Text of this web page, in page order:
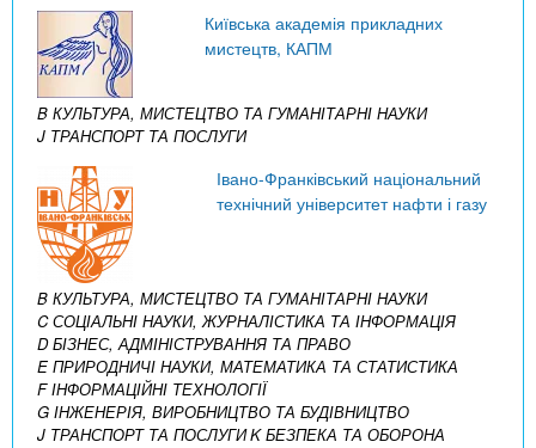
Київська академія прикладних
мистецтв, КАПМ
B КУЛЬТУРА, МИСТЕЦТВО ТА ГУМАНІТАРНІ НАУКИ
J ТРАНСПОРТ ТА ПОСЛУГИ
Івано-Франківський національний
технічний університет нафти і газу
B КУЛЬТУРА, МИСТЕЦТВО ТА ГУМАНІТАРНІ НАУКИ
C СОЦІАЛЬНІ НАУКИ, ЖУРНАЛІСТИКА ТА ІНФОРМАЦІЯ
D БІЗНЕС, АДМІНІСТРУВАННЯ ТА ПРАВО
E ПРИРОДНИЧІ НАУКИ, МАТЕМАТИКА ТА СТАТИСТИКА
F ІНФОРМАЦІЙНІ ТЕХНОЛОГІЇ
G ІНЖЕНЕРІЯ, ВИРОБНИЦТВО ТА БУДІВНИЦТВО
J ТРАНСПОРТ ТА ПОСЛУГИK БЕЗПЕКА ТА ОБОРОНА